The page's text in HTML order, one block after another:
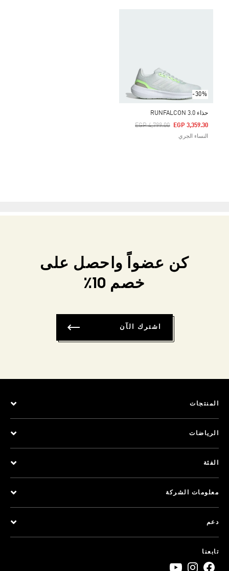
-30%
حذاء RUNFALCON 3.0
Price Reduced From
EGP 4,799.00
To EGP 3,359.30
النساء الجري
كن عضواً واحصل على
خصم 10٪
اشترك الآن
المنتجات
الرياضات
الفئة
معلومات الشركة
دعم
تابعنا